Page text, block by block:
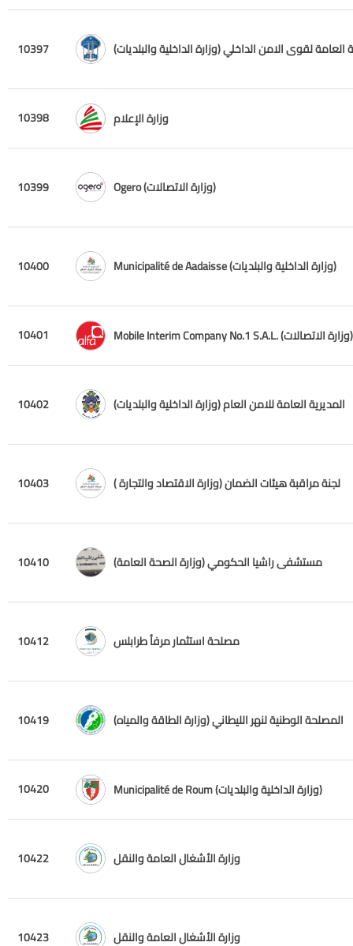
10397 العامة لقوى الامن الداخلي (وزارة الداخلية والبلديات)
10398 وزارة الإعلام
10399 Ogero (وزارة الاتصالات)
10400 Municipalité de Aadaisse (وزارة الداخلية والبلديات)
10401 Mobile Interim Company No.1 S.A.L. (وزارة الاتصالات)
10402 المديرية العامة للامن العام (وزارة الداخلية والبلديات)
10403 لجنة مراقبة هيئات الضمان (وزارة الاقتصاد والتجارة )
10410 مستشفى راشيا الحكومي (وزارة الصحة العامة)
10412 مصلحة استثمار مرفأ طرابلس
10419 المصلحة الوطنية لنهر الليطاني (وزارة الطاقة والمياه)
10420 Municipalité de Roum (وزارة الداخلية والبلديات)
10422 وزارة الأشغال العامة والنقل
10423 وزارة الأشغال العامة والنقل